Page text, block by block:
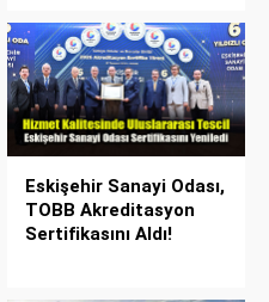
Eskişehir Sanayi Odası,
TOBB Akreditasyon
Sertifikasını Aldı!